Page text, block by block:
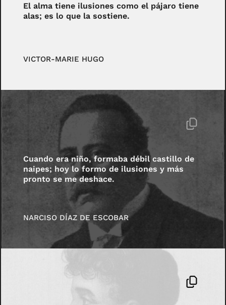
El alma tiene ilusiones como el pájaro tiene
alas; es lo que la sostiene.
VICTOR-MARIE HUGO
Cuando era niño, formaba débil castillo de
naipes; hoy lo formo de ilusiones y más
pronto se me deshace.
NARCISO DÍAZ DE ESCOBAR